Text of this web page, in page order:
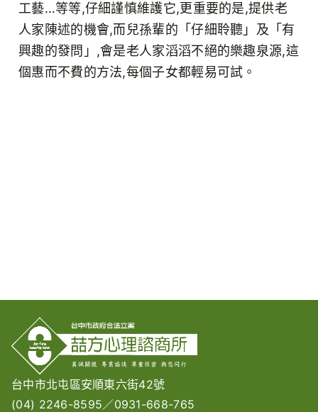
工藝…等等,仔細謹慎維護它,更重要的是,提供老
人家陳述的機會,而兒孫輩的「仔細聆聽」及「有
興趣的發問」,會是老人家滔滔不絕的樂趣泉源,這
個惠而不費的方法,每個子女都輕易可試。
台中市北屯區安順東六街42號
(04) 2246-8595 ／0931-668-765